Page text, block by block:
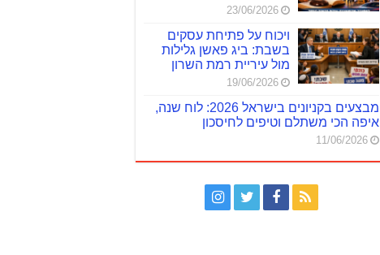
23/06/2026
ויכוח על פתיחת עסקים
בשבת: ביג פאשן גלילות
מול עיריית רמת השרון
19/06/2026
מבצעים בקניונים בישראל 2026: לוח שנה,
איפה הכי משתלם וטיפים לחיסכון
11/06/2026